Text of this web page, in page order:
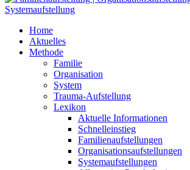
Home
Aktuelles
Methode
Familie
Organisation
System
Trauma-Aufstellung
Lexikon
Aktuelle Informationen
Schnelleinstieg
Familienaufstellungen
Organisationsaufstellungen
Systemaufstellungen